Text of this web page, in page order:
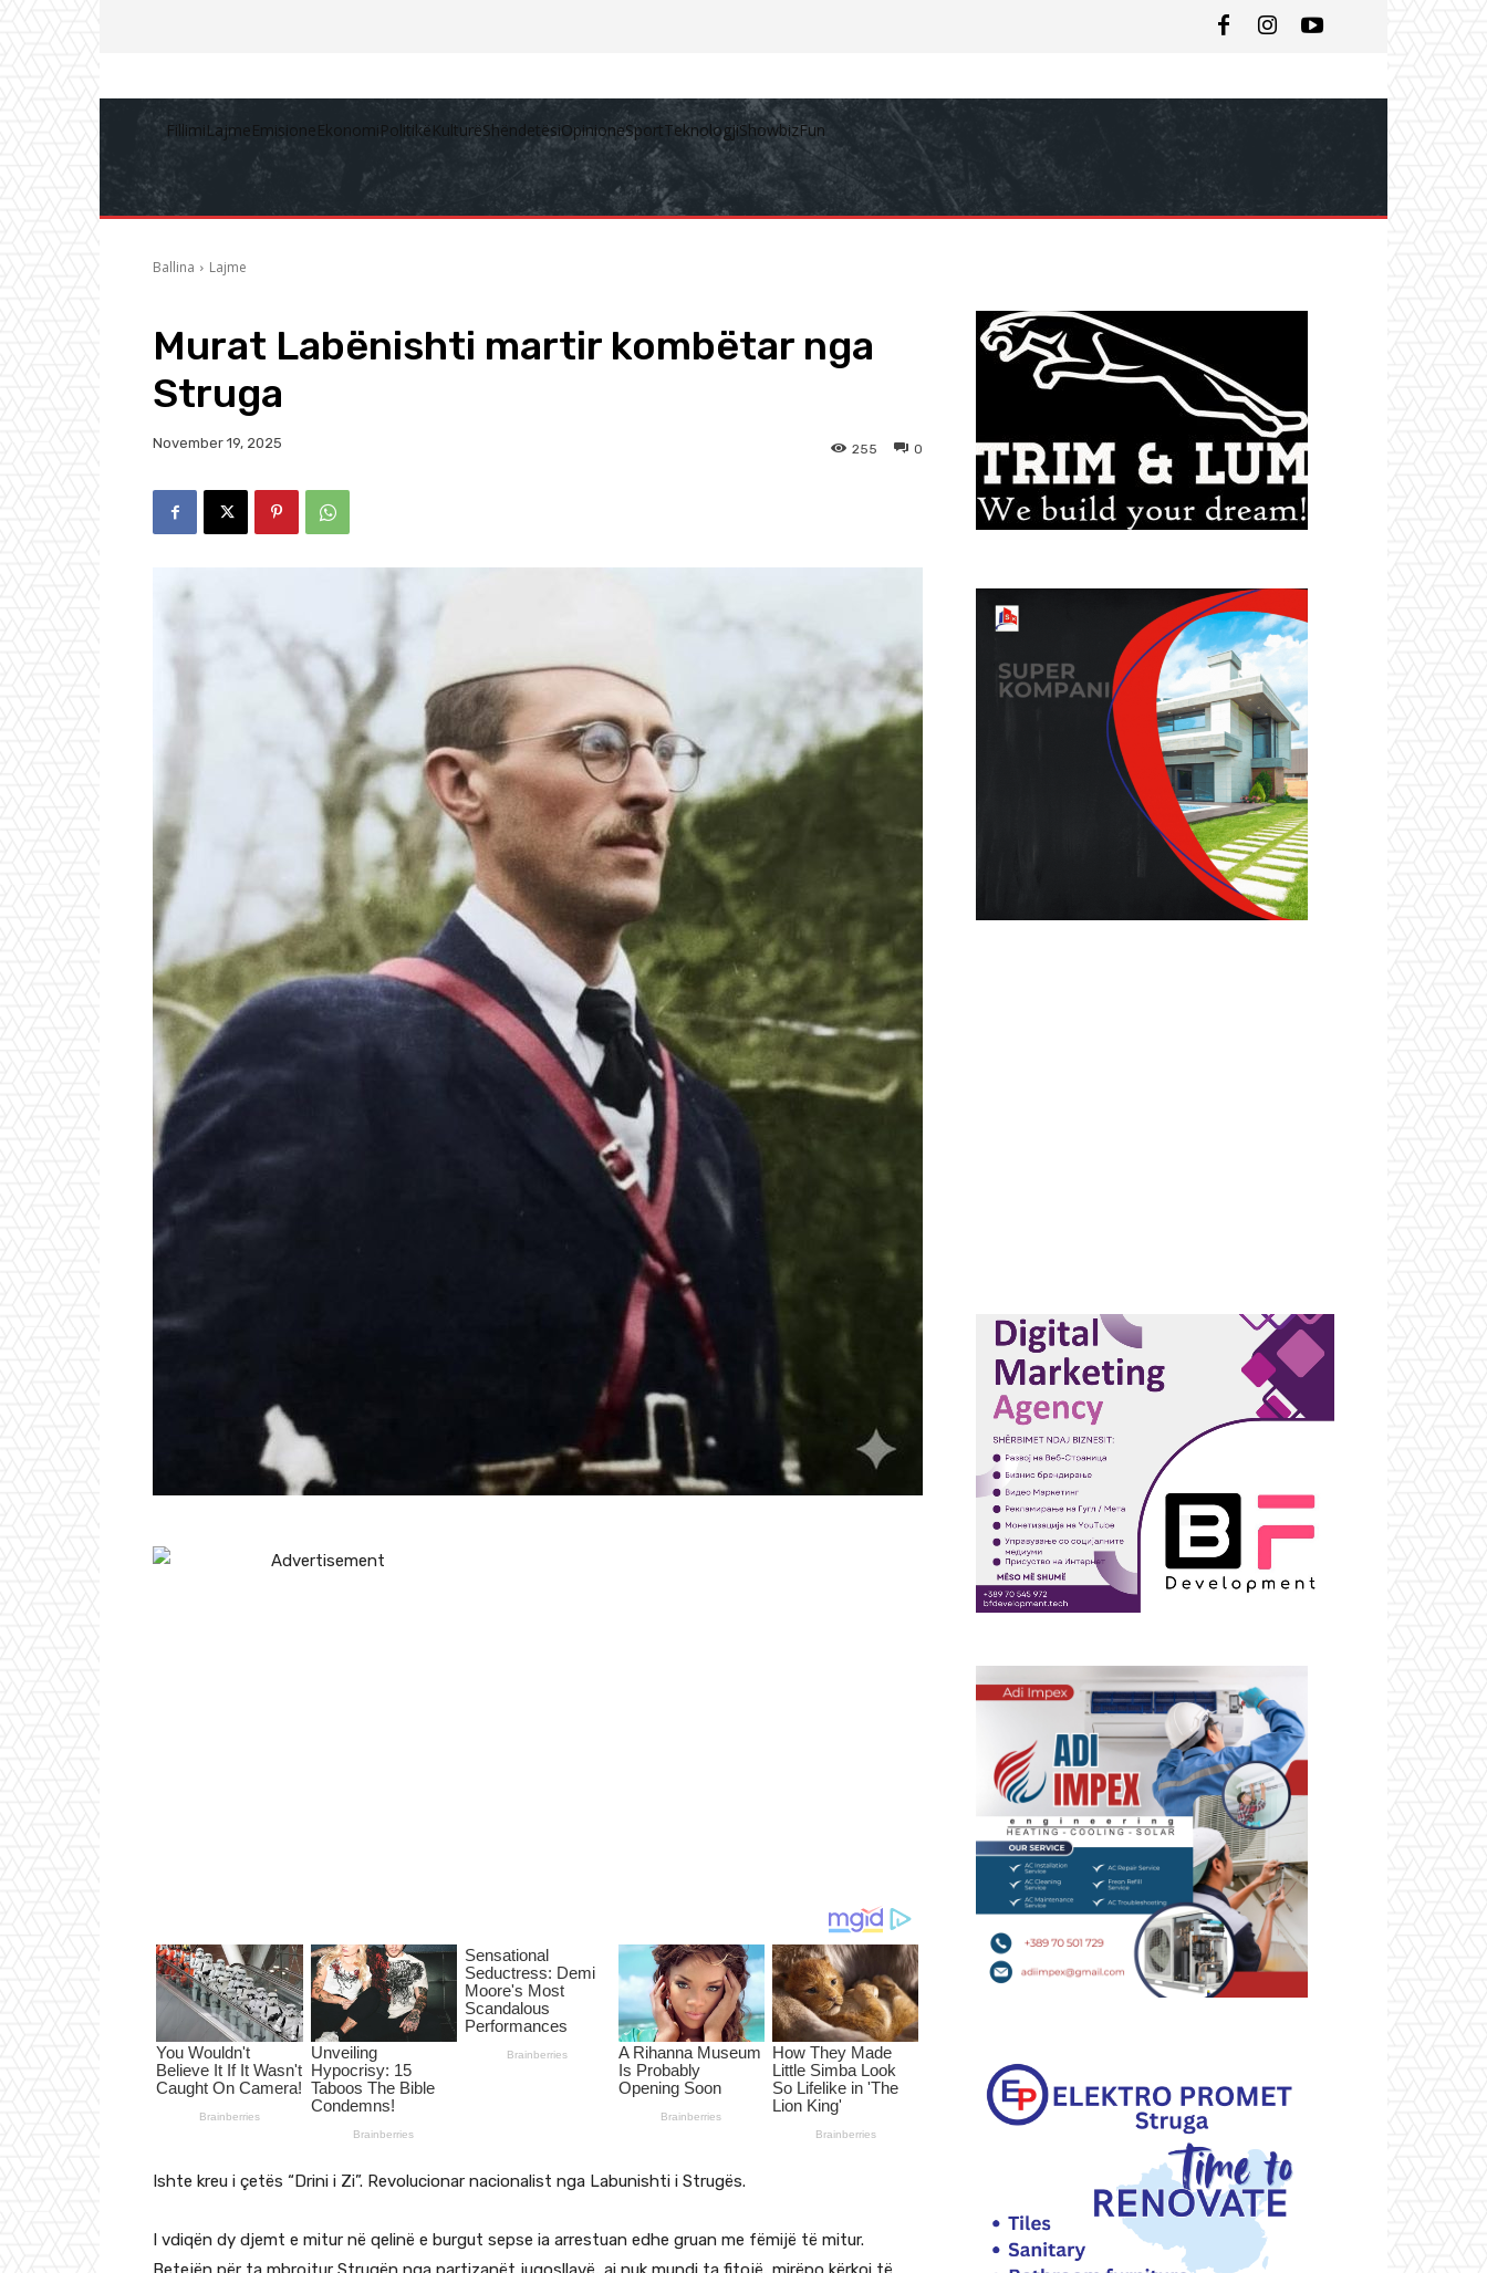
FillimiLajmeEmisioneEkonomiPolitikëKulturëShëndetësiOpinioneSportTeknologjiShowbizFun
Ballina Lajme
Murat Labënishti martir kombëtar nga
Struga
November 19, 2025 0
255
Ishte kreu i çetës “Drini i Zi”. Revolucionar nacionalist nga Labunishti i Strugës.
I vdiqën dy djemt e mitur në qelinë e burgut sepse ia arrestuan edhe gruan me fëmijë të mitur.